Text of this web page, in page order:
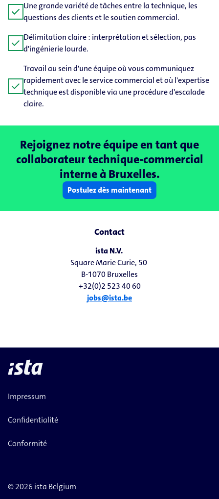
check Une grande variété de tâches entre la technique, les
questions des clients et le soutien commercial.
check Délimitation claire : interprétation et sélection, pas
d'ingénierie lourde.
check
Travail au sein d'une équipe où vous communiquez
rapidement avec le service commercial et où l'expertise
technique est disponible via une procédure d'escalade
claire.
Rejoignez notre équipe en tant que
collaborateur technique-commercial
interne à Bruxelles.
Postulez dès maintenant
Contact
ista N.V.
Square Marie Curie, 50
B-1070 Bruxelles
+32(0)2 523 40 60
jobs@ista.be
Impressum
Confidentialité
Conformité
© 2026 ista Belgium